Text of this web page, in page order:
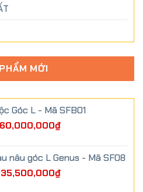
MỚI
Góc L - Mã SFB01
60,000,000₫
nâu góc L Genus - Mã SF08
35,500,000₫